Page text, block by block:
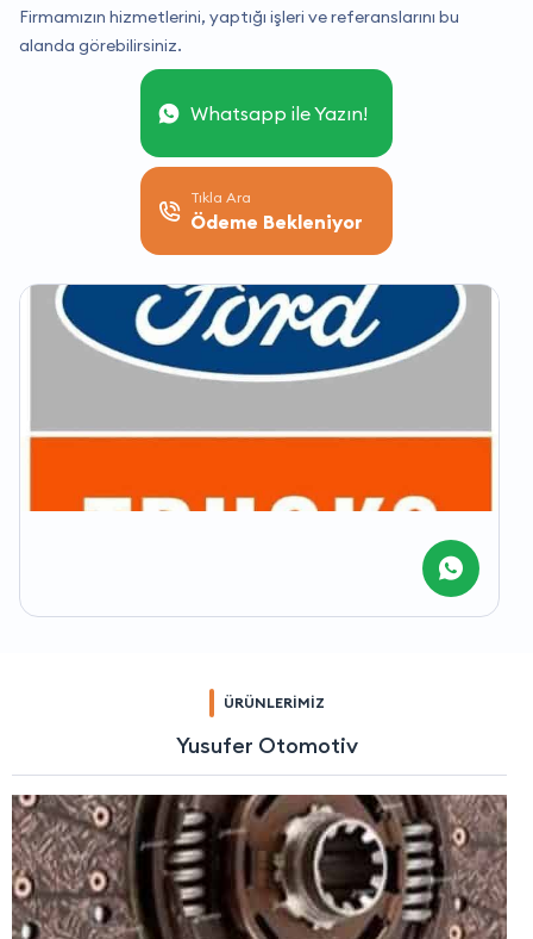
Firmamızın hizmetlerini, yaptığı işleri ve referanslarını bu
alanda görebilirsiniz.
Whatsapp ile Yazın!
Tıkla Ara
Ödeme Bekleniyor
ÜRÜNLERİMİZ
Yusufer Otomotiv